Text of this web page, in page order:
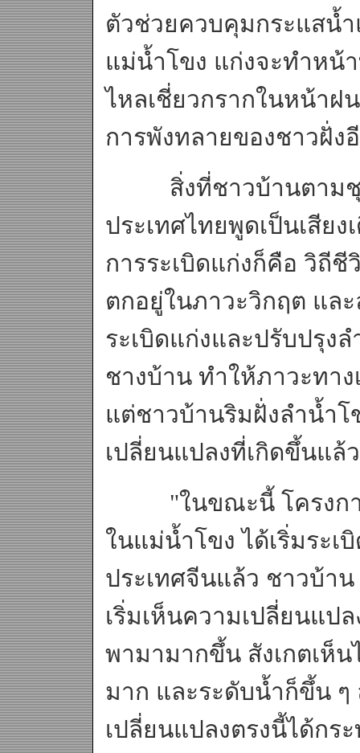
ตัวช่วยควบคุมกระแสน้
แม่น้ำโขง แก่งจะทำหน้
ไหลเชี่ยวกรากในหน้า
การพังทลายของชาวฝั่ง
สิ่งที่ชาวบ้านตามชุม
ประเทศไทยพูดเป็นเสีย
การระเบิดแก่งก็คือ วิถี
ตกอยู่ในภาวะวิกฤต แล
ระเบิดแก่งและปรับปรุง
ชางบ้าน ทำให้ภาวะทา
แต่ชาวบ้านริมฝั่งลำน้ำโ
เปลี่ยนแปลงที่เกิดขึ้นแล้ว
"ในขณะนี้ โครงการ
ในแม่น้ำโขง ได้เริ่มระเ
ประเทศจีนแล้ว ชาวบ้าน
เริ่มเห็นความเปลี่ยนแป
พามามากขึ้น สังเกตเห็น
มาก และระดับน้ำก็ขึ้น ๆ
เปลี่ยนแปลงตรงนี้ได้กร